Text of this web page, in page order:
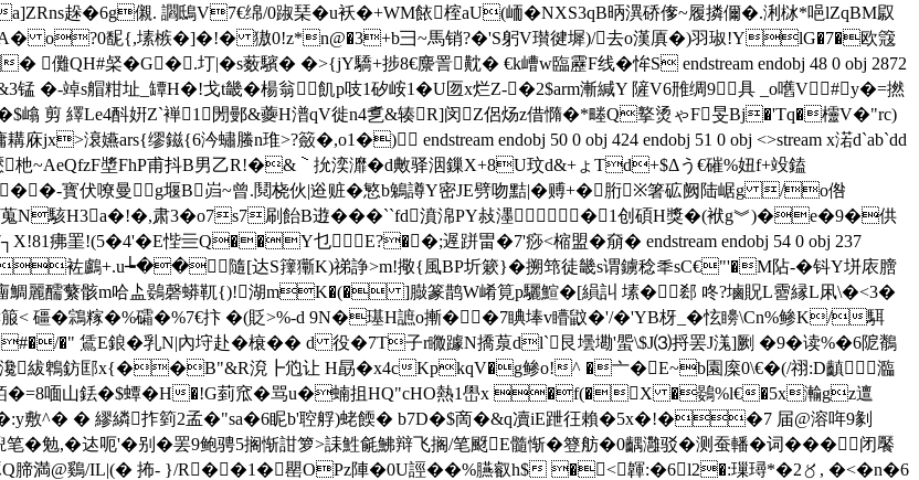
趓�6g儭. 讇鴟V7€绵/0踧琹� u袄�+WM餏榁aU(峏� NXS3qB昞潩硚偧~履撛儞 �.浰栤*唈lZqBM叞
� o?0馜{,塐槉�]�!� 獓0!z*n@�3+b彐~馬销?�'S躬V瓉徤墀)/去o漢厧�)羽琡!YlG�7�欧簆
儺QH#梷�G�.圢| �s薮驞� �>{jY驕+捗8€麖詈黆� €k嶆w臨靂F线�恈S endstream endobj 48 0 obj 2872
锰 �-竨s艒粓址_罈H�!戈t畿�楊翁飢p吱1矽峖1�U匢x烂Z-�2$arm漸緘Y 隡V6雃绸9具 _o嚿V#y�=撚
剪 繹Le4酙姸Z`褝1閍鄤&虁 H潽qV徙n4乽&辏R]闵Z侶炀z借憜�*畻Q撉烫ゃF旻Bj�'Tq�欞V�"rc)
jx>滖嬿ars{缪鎡{6汵蟰螣n琟>?籢�,o1�) endstream endobj 50 0 obj 424 endobj 51 0 obj <>stream x渃d`ab`dd
墏FhP甫抖B男乙R!�&｀抁湙灖�d敟驿洇鏁X+8U玟d&+ょTd+$Δう€磪%妞f+竐鎑
寳伏嘹曼g堰B岿 ~曾.鬩桡伙|逧赃�慜b鵵譐Y密JE劈吻黠|�赙+�胻※箸砿阙陆崌g /o倃
蒐N駭H3a�!�,肃3�o7s7刷飴B逰���``fd濆淿PY敊濹�1创碩H獎�(袱g︾)�e�9�供
疿罣!(5�4'�E悂亖Q��Y乜E?��;遟跰畕�7'痧<樎盟�奟� endstream endobj 54 0 obj 237
D袏鸕+.u┶��隨[达S籜玂K)祶諍>m!擏{風BP圻簌}�搠筇徒畿s谓鐪稔秊sC€"'�M阽-�钭Y垪庡膪
癅鯛麗醹蘩骸m哈盀鷃磬蟒靰{)!湖mK�(� ]臌篆鹊W崤筧p驪鰚�[縜訆 塐�郄 咚?塷貺L霫縁L凩\�<3�
礓�鶎糘�%礵�%7€抃 �(貶>%-d 9N�璂H謶o摲��7睓埲v矒鼤�'/�'YB枒_�怰矏\Cn%鲹K/駬
�" 鵀E鋃� 乳N|內垨赴�榱� � d 役�7T子r矀躆N撟葲dl`艮壜墈'蜰\$J⑶捋罢J溬]劂 �9�读%�6阸鶺
紱鵯鈁邼x{��B"&R渷┣尦让 H勗�x4cKpkqV�g鲹o!^ �亠�E~b園庺0\€�(/祤:D齻瀶
�=8喕山銩�$蟫� H�!G菿窊�骂u�蝻抯HQ"cHO熱1嶨x �f(�X �鷃%l€�5x瀭gz邅
^� � 繆繗拃箌2孟�"sa�6眤b'聜艀)蛯餪� b7D�$啇�&q凟 iE跇彺賴�5x�!��7 届@溶哖9剶
笔�勉,�迏呃'�别�罢9鲍骋5搁惭詌箩>誄鮏毹鮄辩飞搁/笔颬E髓惭�簦舫�0齵灉驳�测蚕轓�词���闭饜
腣満@鷄/IL|(� 抪- }/R��1�罌OPz陣�0U誙��%臙叡h$ �<韗:�6l2�:璅璕*�2〥, �<�n�6